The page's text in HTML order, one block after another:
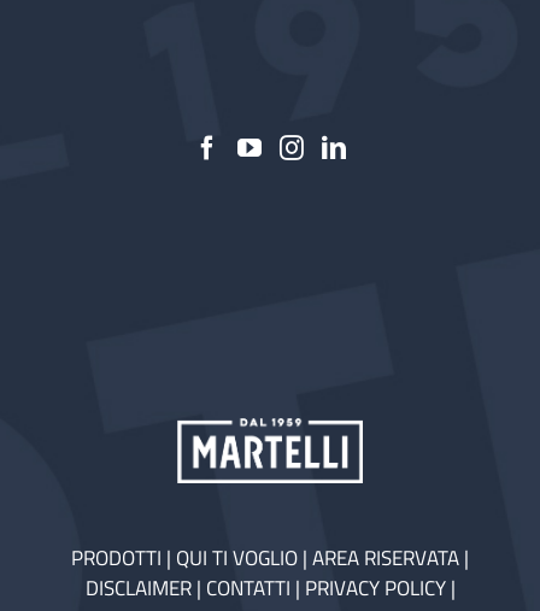
PRODOTTI | QUI TI VOGLIO|AREA RISERVATA|
DISCLAIMER| CONTATTI | PRIVACY POLICY|